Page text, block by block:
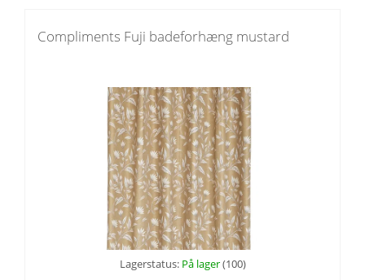
Compliments Fuji badeforhæng mustard
Lagerstatus: På lager(100)